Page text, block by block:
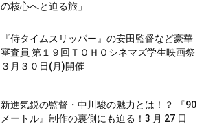
の核心へと迫る旅」
『侍タイムスリッパー』の安田監督など豪華
審査員 第１９回ＴＯＨＯシネマズ学生映画祭
３月３０日(月)開催
新進気鋭の監督・中川駿の魅力とは！？ 『90
メートル』制作の裏側にも迫る！3 月 27 日